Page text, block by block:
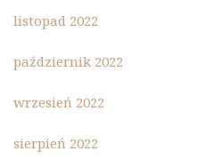
listopad 2022
październik 2022
wrzesień 2022
sierpień 2022